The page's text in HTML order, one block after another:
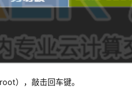
），敲击回车键。